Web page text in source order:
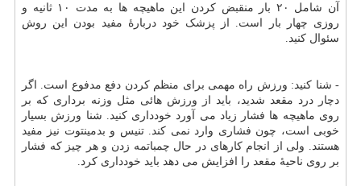
آن شامل ۲۰ بار منقبض کردن این ماهیچه ها به مدت ۱۰ ثانیه و
روزی چهار بار است. از پزشک خود دربارهٔ مفید بودن این روش
سئوال کنید.
- شنا کنید: ورزش راه مهمی برای منظم کردن دفع مدفوع است. اگر
دچار درد مقعد شدید، باید از ورزش هائی مثل وزنه برداری که بر
روی ماهیچه ها فشار زیاد می آورد خودداری کنید. شنا ورزش بسیار
خوبی است، چون فشاری وارد نمی کند. تنیس و بدمینتوت نیز مفید
هستند. ولی از انجام کارهای در حال چمباتمه زدن و هر چیز که فشار
بر روی ناحیهٔ مقعد را افزایش می دهد باید خودداری کرد.